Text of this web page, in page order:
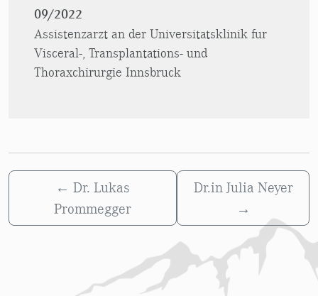
09/2022
Assistenzarzt an der Universitatsklinik fur
Visceral-, Transplantations- und
Thoraxchirurgie Innsbruck
← Dr. Lukas
Prommegger
Dr.in Julia Neyer
→